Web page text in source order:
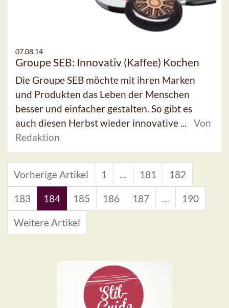
07.08.14
Groupe SEB: Innovativ (Kaffee) Kochen
Die Groupe SEB möchte mit ihren Marken
und Produkten das Leben der Menschen
besser und einfacher gestalten. So gibt es
auch diesen Herbst wieder innovative ...
Von
Redaktion
Vorherige Artikel 1 … 181 182
183 184 185 186 187 … 190
Weitere Artikel